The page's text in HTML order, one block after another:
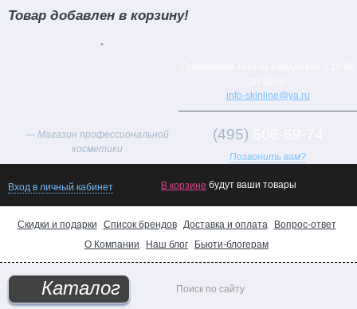
Товар добавлен в корзину!
×
— Магазин профессиональной
косметики
info-skinline@ya.ru
(495)
Позвонить вам?
Вход в личный кабинет В корзине будут ваши товары
Скидки и подарки Список брендов Доставка и оплата
Вопрос-ответ
О Компании
Наш блог Бьюти-блогерам
Товар
дня!
Хиты
продаж
Новинки
Каталог